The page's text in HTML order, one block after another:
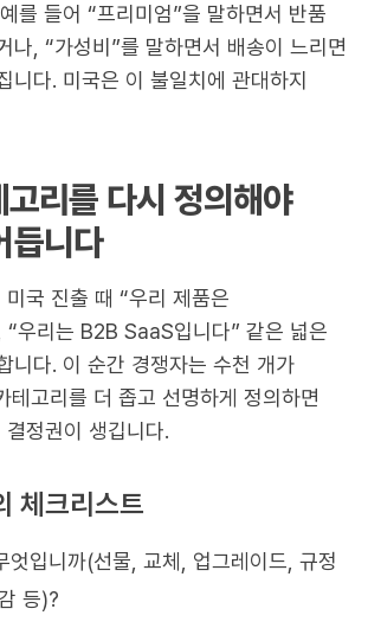
를 들어 “프리미엄”을 말하면서 반품
나, “가성비”를 말하면서 배송이 느리면
니다. 미국은 이 불일치에 관대하지
리를 다시 정의해야
듭니다
국 진출 때 “우리 제품은
“우리는 B2B SaaS입니다” 같은 넓은
니다. 이 순간 경쟁자는 수천 개가
테고리를 더 좁고 선명하게 정의하면
정권이 생깁니다.
체크리스트
엇입니까(선물, 교체, 업그레이드, 규정
등)?